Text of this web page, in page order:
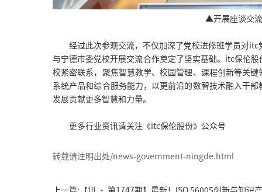
▲开展座谈交流
经过此次参观交流，不仅加深了党校进修班学员对
与宁德市委党校开展交流合作奠定了坚实基础。itc保伦
校紧密联系，聚焦智慧教学、校园管理、课程创新等关
系统产品和综合服务能力，以更前沿的数智技术融入干
发展贡献更多智慧和力量。
更多行业资讯请关注《itc保伦股份》公众号
转载请注明出处/news-government-ningde.html